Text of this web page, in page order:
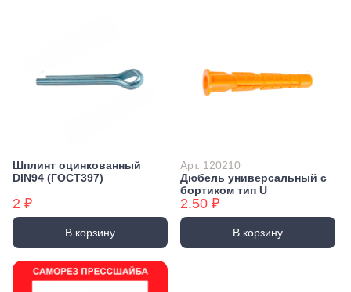
Шплинт оцинкованный
DIN94 (ГОСТ397)
2 ₽
В корзину
Арт. 120210
Дюбель универсальный с
бортиком тип U
2.50 ₽
В корзину